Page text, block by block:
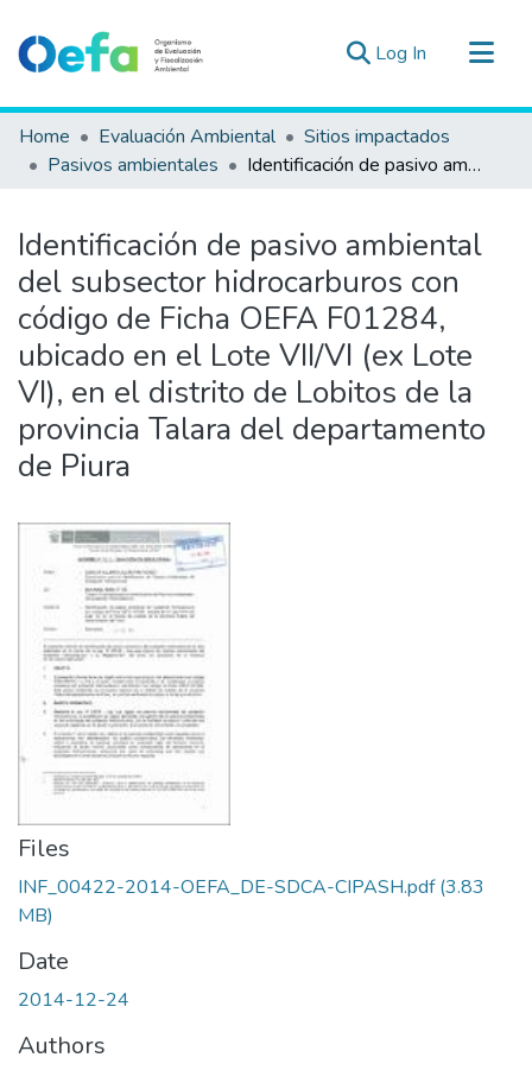
Log In (current)
Communities & Collections
All of DSpace
Estad. Externas
Guias ▾
Home Evaluación Ambiental
Sitios impactados
Pasivos ambientales
Identificación de pasivo ambiental del subsector hidrocarburos con código de Ficha OEFA F01284, ubicado en el Lote VII/VI (ex Lote VI), en el distrito de Lobitos de la provincia Talara del departamento de Piura
Identificación de pasivo ambiental
del subsector hidrocarburos con
código de Ficha OEFA F01284,
ubicado en el Lote VII/VI (ex Lote
VI), en el distrito de Lobitos de la
provincia Talara del departamento
de Piura
Files
INF_00422-2014-OEFA_DE-SDCA-CIPASH.pdf(3.83
MB)
Date
2014-12-24
Authors